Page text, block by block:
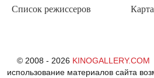
Список режиссеров
© 2008 - 2026 KINOGALLERY.COM
использование материалов сайта